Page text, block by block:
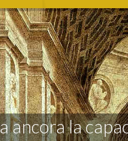
ancora la